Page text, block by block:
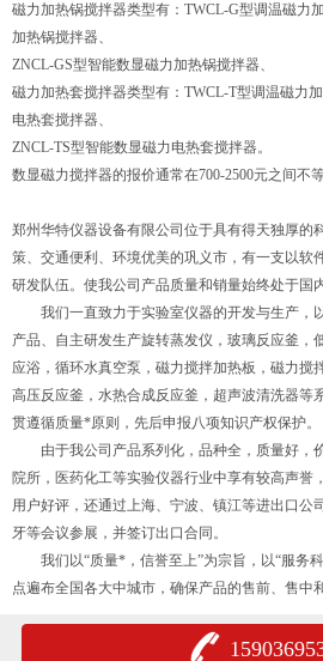
磁力加热锅搅拌器类型有：TWCL-G型调温磁力
加热锅搅拌器、
ZNCL-GS型智能数显磁力加热锅搅拌器、
磁力加热套搅拌器类型有：TWCL-T型调温磁力
电热套搅拌器、
ZNCL-TS型智能数显磁力电热套搅拌器。
数显磁力搅拌器的报价通常在700-2500元之间不等
郑州华特仪器设备有限公司位于具有得天独厚的
策、交通便利、环境优美的巩义市，有一支以软
研发队伍。使我公司产品质量和销量始终处于国
我们一直致力于实验室仪器的开发与生产，
产品、自主研发生产旋转蒸发仪，玻璃反应釜，
应浴，循环水真空泵，磁力搅拌加热板，磁力搅
高压反应釜，水热合成反应釜，超声波清洗器等
贯遵循质量*原则，先后申报八项知识产权保护。
由于我公司产品系列化，品种全，质量好，
院所，医药化工等实验仪器行业中享有较高声誉
用户好评，还通过上海、宁波、镇江等进出口公
牙等会议参展，并签订出口合同。
我们以“质量*，信誉至上”为宗旨，以“服务科
点遍布全国各大中城市，确保产品的售前、售中